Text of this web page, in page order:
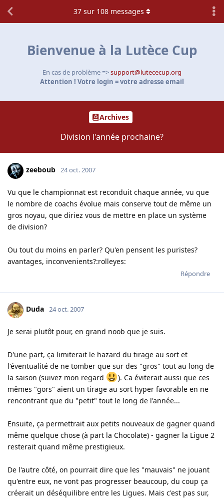
Bienvenue à la Lutèce Cup
En cas de problème =>support@lutececup.org
Attention ! Votre login = votre adresse email
Archives
Division l'année prochaine?
37 sur 108 messages
zeeboub 24 oct. 2007
Vu que le championnat est reconduit chaque année, vu que
le nombre de coachs évolue mais conserve tout de même un
gros noyau, que diriez vous de mettre en place un système
de division?
Ou tout du moins en parler? Qu'en pensent les puristes?
avantages, inconvenients?:rolleyes:
Répondre
Duda 24 oct. 2007
Je serai plutôt pour, en grand noob que je suis.
D'une part, ça limiterait le hazard du tirage au sort et
l'éventualité de ne tomber que sur des "gros" tout au long de
la saison (suivez mon regard
). Ca éviterait aussi que ces
mêmes "gors" aient un tirage au sort hyper favorable en ne
rencontrant que du "petit" tout le long de l'année...
Ensuite, ça permettrait aux petits nouveaux de gagner quand
même quelque chose (à part la Chocolate) - gagner la Ligue 2
resterait quand même prestigieux.
De l'autre côté, on pourrait dire que les "mauvais" ne jouant
qu'entre eux, ne vont pas progresser beaucoup, du coup ça
créerait un déséquilibre entre les Ligues. Mais c'est pas sur,